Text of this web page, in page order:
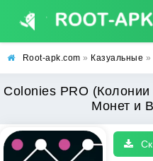
Root-apk.com » Казуальные »
Colonies PRO
Монет и